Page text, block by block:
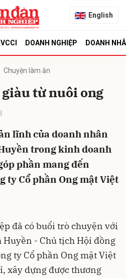
English
VCCI DOANH NGHIỆP DOANH
Chuyện làm ăn
từ nuôi ong
lĩnh của doanh nhân
trong kinh doanh
phần mang đến
ty Cổ phần Ong mật Việt
đã có buổi trò chuyện với
- Chủ tịch Hội đồng
ty Cổ phần Ong mật Việt
xây dựng được thương
Hủy